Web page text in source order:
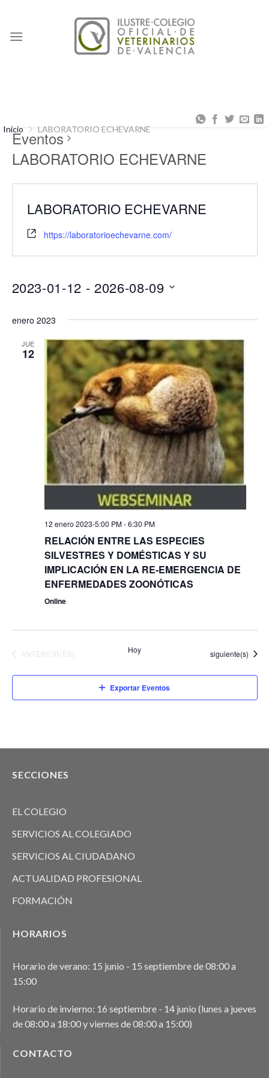
content
Inicio LABORATORIO ECHEVARNE
Eventos
LABORATORIO ECHEVARNE
LABORATORIO ECHEVARNE
https://laboratorioechevarne.com/
2023-01-12 - 2026-08-09
fecha.
enero 2023
JUE
12
12 enero 2023-5:00 PM-6:30 PM
RELACIÓN ENTRE LAS ESPECIES
SILVESTRES Y DOMÉSTICAS Y SU
IMPLICACIÓN EN LA RE-EMERGENCIA DE
ENFERMEDADES ZOONÓTICAS
Online
EVENTOS
ANTERIOR(ES) Hoy Eventos
siguiente(s)
Exportar Eventos
SECCIONES
EL COLEGIO
SERVICIOS AL COLEGIADO
SERVICIOS AL CIUDADANO
ACTUALIDAD PROFESIONAL
FORMACIÓN
HORARIOS
Horario de verano: 15 junio - 15 septiembre de 08:00 a
15:00
Horario de invierno: 16 septiembre - 14 junio (lunes a jueves
de 08:00 a 18:00 y viernes de 08:00 a 15:00)
CONTACTO